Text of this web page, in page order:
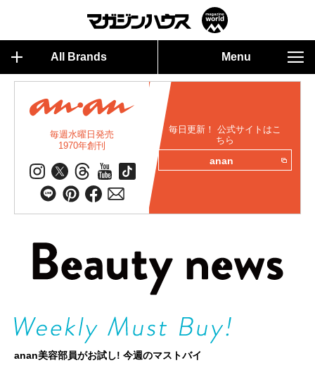
All Brands Menu
毎週水曜日発売
1970年創刊
毎日更新！ 公式サイトはこ
ちら
anan
anan美容部員がお試し! 今週のマストバイ